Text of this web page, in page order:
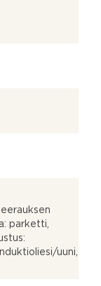
parketti,
uuni,